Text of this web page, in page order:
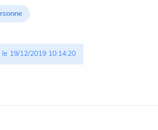
19/12/2019 10:14:20